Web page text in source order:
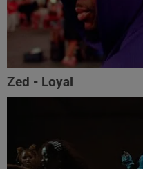
Zed - Loyal